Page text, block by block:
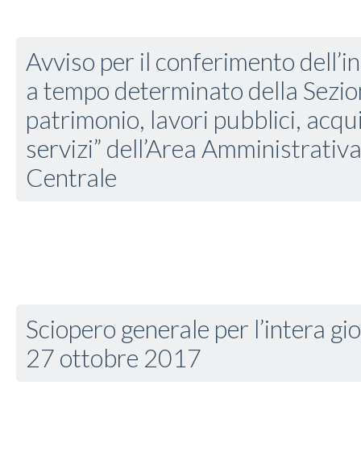
Avviso per il conferimento
a tempo determinato della
patrimonio, lavori pubblici,
servizi” dell’Area
Centrale
Sciopero generale per l’intera
27 ottobre 2017